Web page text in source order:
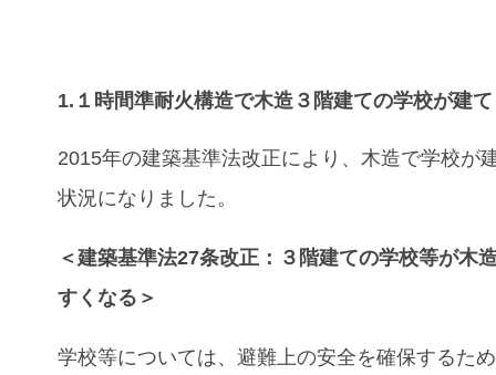
1.１時間準耐火構造で木造３階建ての学校が建
2015年の建築基準法改正により、木造で学校が
状況になりました。
＜建築基準法27条改正： ３階建ての学校等が木
すくなる＞
学校等については、避難上の安全を確保するた